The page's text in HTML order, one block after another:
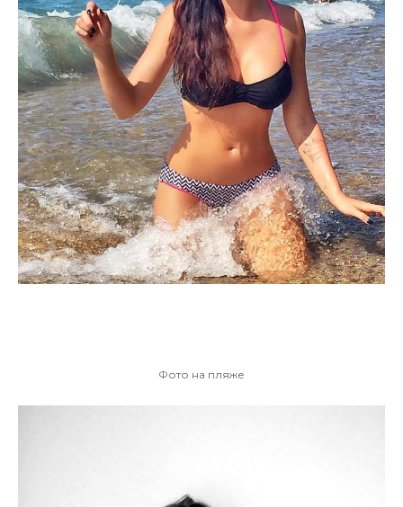
Фото на пляже